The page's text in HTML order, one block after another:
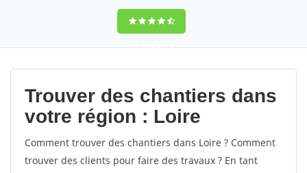
9,5(100%)73
votes
Trouver des chantiers dans
votre région : Loire
Comment trouver des chantiers dans Loire ? Comment
trouver des clients pour faire des travaux ? En tant